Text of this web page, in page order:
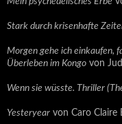
Stark durch krisenhafte
Morgen gehe ich einkaufen,
Überleben im Kongo von
Wenn sie wüsste. Thriller
Yesteryear von Caro Claire